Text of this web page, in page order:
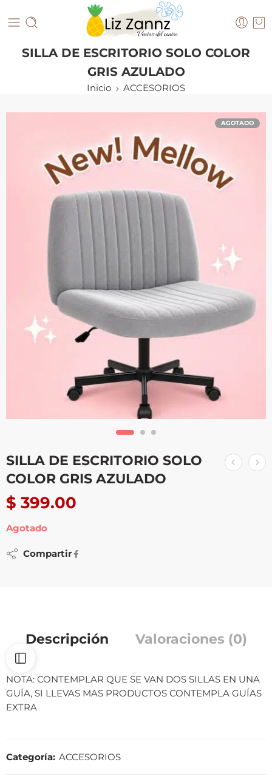
SILLA DE ESCRITORIO SOLO COLOR
GRIS AZULADO
Inicio ACCESORIOS
AGOTADO
SILLA DE ESCRITORIO SOLO
COLOR GRIS AZULADO
$ 399.00
Agotado
Compartir
Descripción Valoraciones (0)
NOTA: CONTEMPLAR QUE SE VAN DOS SILLAS EN UNA
GUÍA, SI LLEVAS MAS PRODUCTOS CONTEMPLA GUÍAS
EXTRA
Categoría: ACCESORIOS